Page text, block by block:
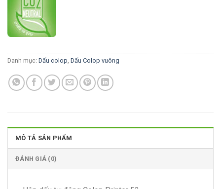
Danh mục: Dấu colop Dấu Colop vuông
MÔ TẢ SẢN PHẨM
ĐÁNH GIÁ (0)